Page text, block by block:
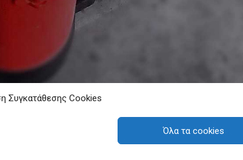
Συγκατάθεσης Cookies
Όλα τα cookies
- Πυρασφάλεια - Πυροπροστασία © 2020. Πολιτική